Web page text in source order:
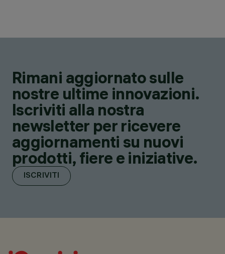
Rimani aggiornato sulle
nostre ultime innovazioni.
Iscriviti alla nostra
newsletter per ricevere
aggiornamenti su nuovi
prodotti, fiere e iniziative.
ISCRIVITI